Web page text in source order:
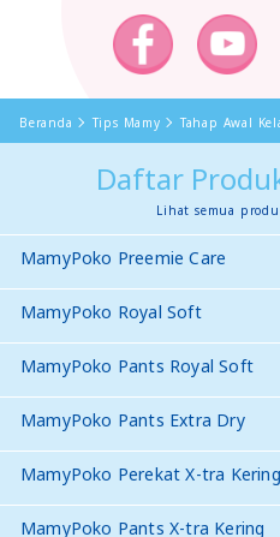
Beranda Tips Mamy Tahap Awal
Daftar
Lihat semua
MamyPoko Preemie Care
MamyPoko Royal Soft
MamyPoko Pants Royal Soft
MamyPoko Pants Extra Dry
MamyPoko Perekat X-tra Kering
MamyPoko Pants X-tra Kering